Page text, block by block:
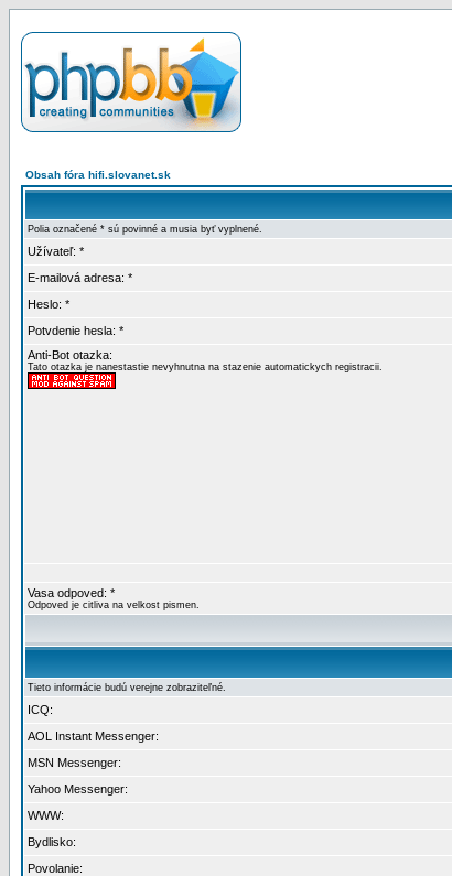
Obsah fóra hifi.slovanet.sk
Polia označené * sú povinné a musia byť vyplnené.
Užívateľ: *
E-mailová adresa: *
Heslo: *
Potvdenie hesla: *
Anti-Bot otazka:
Tato otazka je nanestastie nevyhnutna na stazenie automatickych registracii.
Vasa odpoved: *
Odpoved je citliva na velkost pismen.
Tieto informácie budú verejne zobraziteľné.
ICQ:
AOL Instant Messenger:
MSN Messenger:
Yahoo Messenger:
WWW:
Bydlisko:
Povolanie: